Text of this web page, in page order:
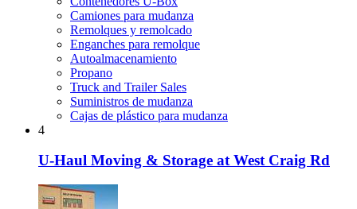
Camiones para mudanza
Remolques y remolcado
Enganches para remolque
Autoalmacenamiento
Propano
Truck and Trailer Sales
Suministros de mudanza
Cajas de plástico para mudanza
4
U-Haul Moving & Storage at West Craig Rd